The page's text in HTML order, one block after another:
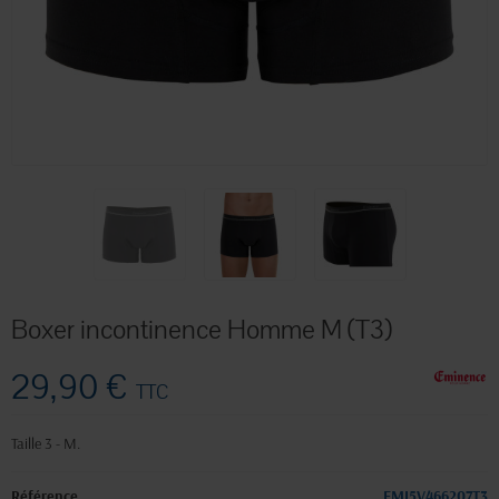
Boxer incontinence Homme M (T3)
29,90 € TTC
Taille 3 - M.